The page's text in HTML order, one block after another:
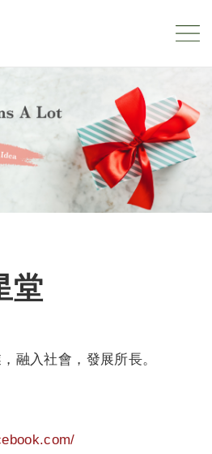
Idea
堂
融入社會，發展所長。